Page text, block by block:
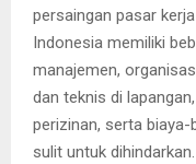
persaingan pasar
Indonesia memiliki
manajemen,
dan teknis di
perizinan, serta biaya-
sulit untuk dihindarkan.